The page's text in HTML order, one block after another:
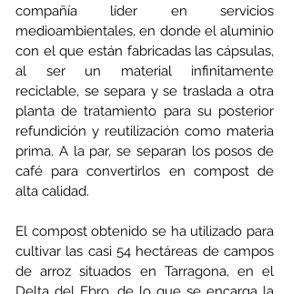
compañía líder en servicios
medioambientales, en donde el aluminio
con el que están fabricadas las cápsulas,
al ser un material infinitamente
reciclable, se separa y se traslada a otra
planta de tratamiento para su posterior
refundición y reutilización como materia
prima. A la par, se separan los posos de
café para convertirlos en compost de
alta calidad.
El compost obtenido se ha utilizado para
cultivar las casi 54 hectáreas de campos
de arroz situados en Tarragona, en el